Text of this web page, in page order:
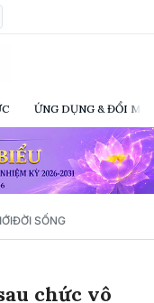
ỨNG DỤNG & ĐỔI
ĐỜI SỐNG
chức vô